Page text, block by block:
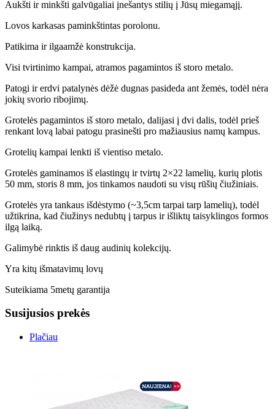
Aukšti ir minkšti galvūgaliai įnešantys stilių į Jūsų miegamąjį.
Lovos karkasas paminkštintas porolonu.
Patikima ir ilgaamžė konstrukcija.
Visi tvirtinimo kampai, atramos pagamintos iš storo metalo.
Patogi ir erdvi patalynės dėžė dugnas pasideda ant žemės, todėl nėra
jokių svorio ribojimų.
Grotelės pagamintos iš storo metalo, dalijasi į dvi dalis, todėl prieš
renkant lovą labai patogu prasinešti pro mažiausius namų kampus.
Grotelių kampai lenkti iš vientiso metalo.
Grotelės gaminamos iš elastingų ir tvirtų 2×22 lamelių, kurių plotis
50 mm, storis 8 mm, jos tinkamos naudoti su visų rūšių čiužiniais.
Grotelės yra tankaus išdėstymo (~3,5cm tarpai tarp lamelių), todėl
užtikrina, kad čiužinys nedubtų į tarpus ir išliktų taisyklingos formos
ilgą laiką.
Galimybė rinktis iš daug audinių kolekcijų.
Yra kitų išmatavimų lovų
Suteikiama 5metų garantija
Susijusios prekės
Plačiau